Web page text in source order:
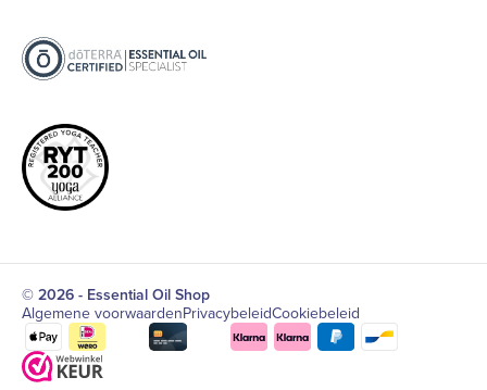
© 2026 - Essential Oil Shop
Algemene voorwaardenPrivacybeleidCookiebeleid